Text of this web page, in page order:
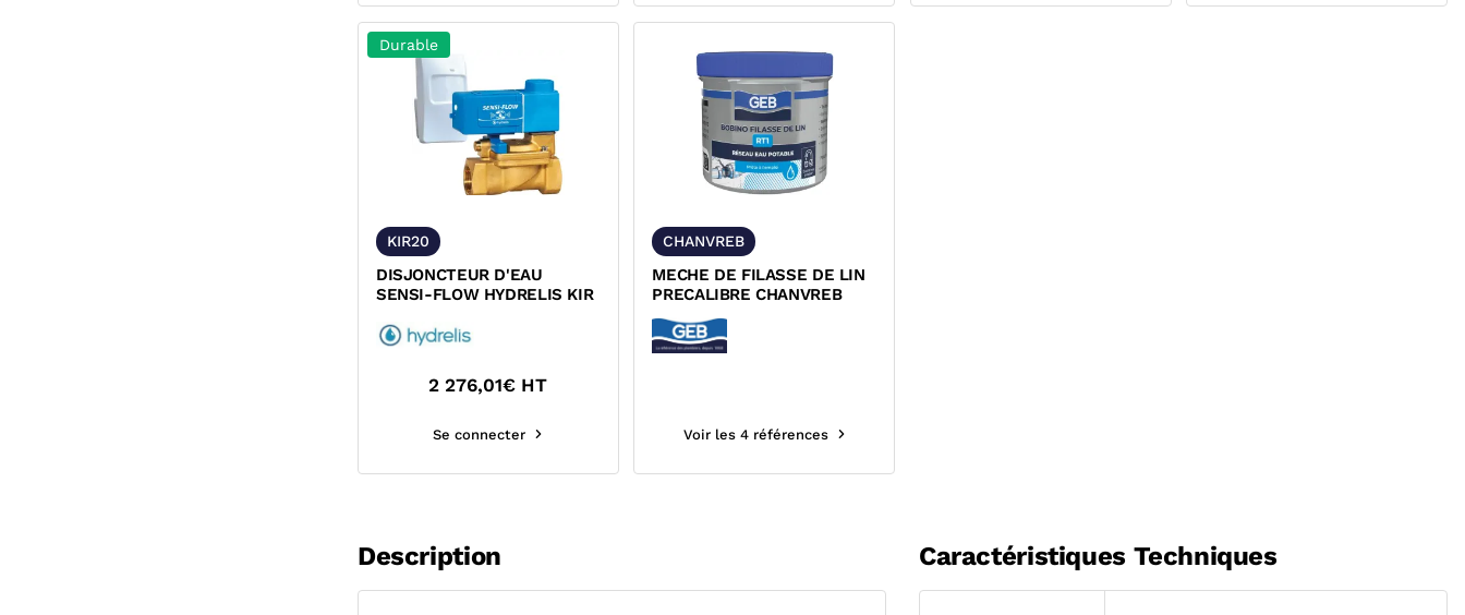
Durable
KIR20
DISJONCTEUR D'EAU
SENSI-FLOW HYDRELIS KIR
2 276,01€ HT
Se connecter
CHANVREB
MECHE DE FILASSE DE LIN
PRECALIBRE CHANVREB
Voir les 4 références
Description Caractéristiques Techniques